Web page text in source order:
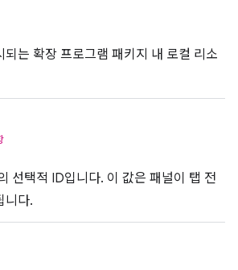
는 확장 프로그램 패키지 내 로컬 리소
선택적 ID입니다. 이 값은 패널이 탭 전
니다.